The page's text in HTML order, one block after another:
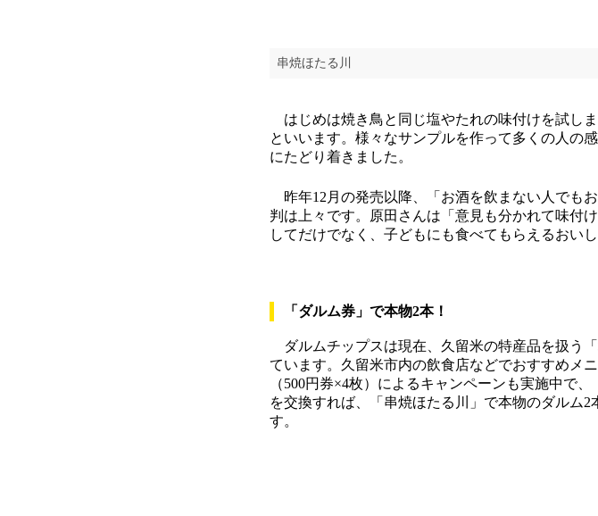
串焼ほたる川
はじめは焼き鳥と同じ塩やたれの味付けを試し
といいます。様々なサンプルを作って多くの人の
にたどり着きました。
昨年12月の発売以降、「お酒を飲まない人でも
判は上々です。原田さんは「意見も分かれて味付
してだけでなく、子どもにも食べてもらえるおい
「ダルム券」で本物2本！
ダルムチップスは現在、久留米の特産品を扱う
ています。久留米市内の飲食店などでおすすめメ
（500円券×4枚）によるキャンペーンも実施中で
を交換すれば、「串焼ほたる川」で本物のダルム
す。